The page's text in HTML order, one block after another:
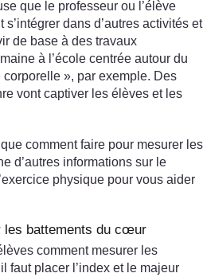
que le professeur ou l’élève
dans d’autres activités et
de base à des travaux
à l’école centrée autour du
», par exemple. Des
vont captiver les élèves et les
comment faire pour mesurer les
d’autres informations sur le
physique pour vous aider
les battements du cœur
comment mesurer les
faut placer l’index et le majeur